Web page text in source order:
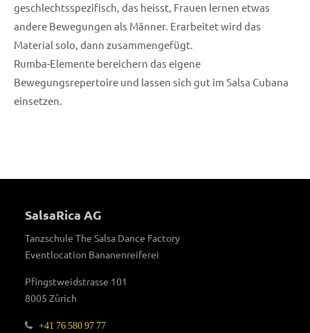
geschlechtsspezifisch, das heisst, Frauen lernen etwas
andere Bewegungen als Männer. Erarbeitet wird das
Material solo, dann zusammengefügt.
Rumba-Elemente bereichern das eigene
Bewegungsrepertoire und lassen sich gut im Salsa Cubana
einsetzen.
SalsaRica AG
Tanzschule The Salsa Dance Factory
Eventlocation Bananenreiferei
Pfingstweidstrasse 101
8005 Zürich
+41 76 580 97 77